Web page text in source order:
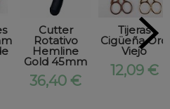
Cutter
Rotativo
Hemline
Gold 45mm
36,40 €
Tijeras
Cigüeña Oro
Viejo
12,09 €